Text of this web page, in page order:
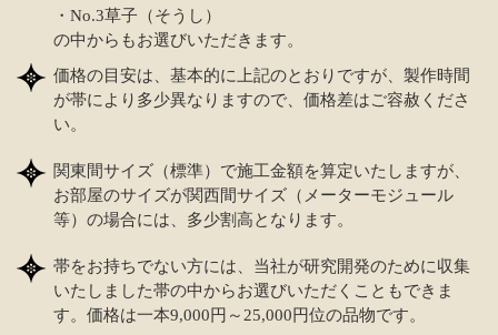
・No.3草子（そうし）
の中からもお選びいただきます。
価格の目安は、基本的に上記のとおりですが、製作時間
が帯により多少異なりますので、価格差はご容赦くださ
い。
関東間サイズ（標準）で施工金額を算定いたしますが、
お部屋のサイズが関西間サイズ（メーターモジュール
等）の場合には、多少割高となります。
帯をお持ちでない方には、当社が研究開発のために収集
いたしました帯の中からお選びいただくこともできま
す。価格は一本9,000円～25,000円位の品物です。